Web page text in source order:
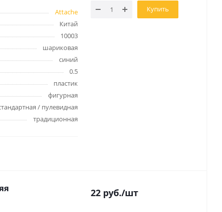
для
Attache
Китай
10003
шариковая
синий
0.5
пластик
фигурная
/ пулевидная
традиционная
Купить
22 руб./шт